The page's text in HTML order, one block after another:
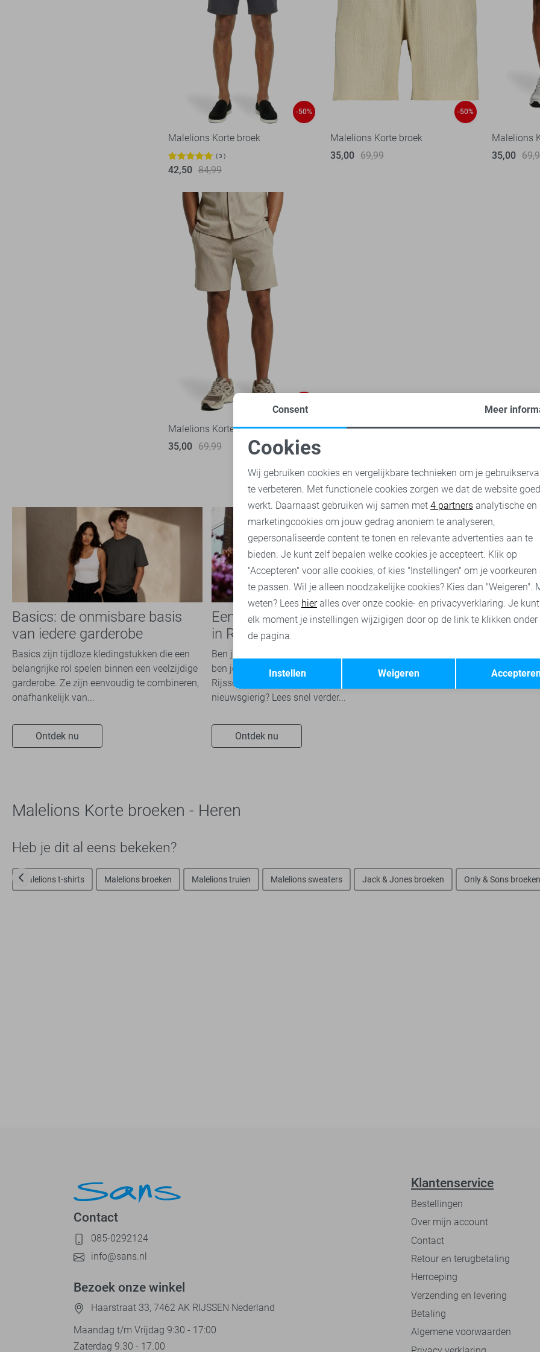
-50%
Malelions Korte broek
3
42,50 84,99
-50%
Malelions Korte broek
35,00 69,99
Malelions
35,00
Malelions Korte broek
35,00 69,99
Basics: de onmisbare basis
van iedere garderobe
Basics zijn tijdloze kledingstukken die een
belangrijke rol spelen binnen een veelzijdige
garderobe. Ze zijn eenvoudig te combineren,
onafhankelijk van...
Ontdek nu
Een kijkje in onze winkel Sans
in Rijssen
Ben jij die fanatieke online-shopper, maar
ben je nog nooit bij onze fysieke winkel in
Rijssen geweest? Ben je wel heel
nieuwsgierig? Lees snel verder...
Ontdek nu
Malelions Korte broeken - Heren
Heb je dit al eens bekeken?
Malelions t-shirts Malelions broeken Malelions truien Malelions sweaters Jack & Jones broeken Only & Sons broeken
Contact
085-0292124
info@sans.nl
Bezoek onze winkel
Haarstraat 33, 7462 AK RIJSSEN Nederland
Maandag t/m Vrijdag 9:30 - 17:00
Zaterdag 9.30 - 17.00
Klantenservice
Bestellingen
Over mijn account
Contact
Retour en terugbetaling
Herroeping
Verzending en levering
Betaling
Algemene voorwaarden
Noodzakelijke cookies
Analytische cookies Marketing cookies
Terug Opslaan
Consent Meer
Cookies
Wij gebruiken cookies en vergelijkbare technieken om je
te verbeteren. Met functionele cookies zorgen we dat de website goed
werkt. Daarnaast gebruiken wij samen met 4 partners analytische en
marketingcookies om jouw gedrag anoniem te analyseren,
gepersonaliseerde content te tonen en relevante advertenties aan te
bieden. Je kunt zelf bepalen welke cookies je accepteert. Klik op
"Accepteren" voor alle cookies, of kies "Instellingen" om je voorkeuren
te passen. Wil je alleen noodzakelijke cookies? Kies dan "Weigeren".
weten? Lees hieralles over onze cookie- en privacyverklaring. Je
elk moment je instellingen wijzigigen door op de link te klikken onder
de pagina.
Weigeren
Instellen